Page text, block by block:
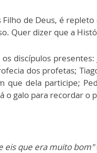
de Deus, é
Quer dizer que a
discípulos
dos profetas;
que dela participe;
o galo para recordar o
eis que era muito bom"